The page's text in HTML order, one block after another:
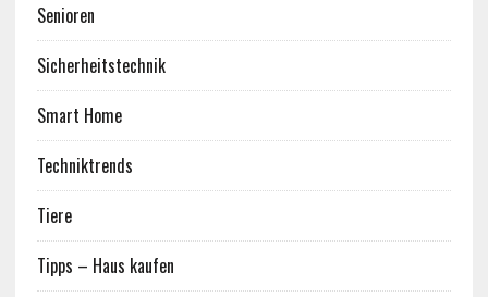
Senioren
Sicherheitstechnik
Smart Home
Techniktrends
Tiere
Tipps – Haus kaufen